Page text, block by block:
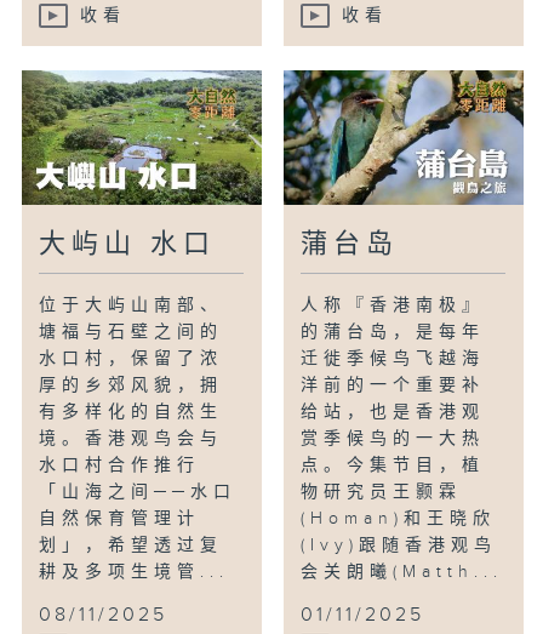
收看 收看
大屿山 水口
位于大屿山南部、
塘福与石壁之间的
水口村，保留了浓
厚的乡郊风貌，拥
有多样化的自然生
境。香港观鸟会与
水口村合作推行
「山海之间──水口
自然保育管理计
划」，希望透过复
耕及多项生境管...
08/11/2025
蒲台岛
人称『香港南极』
的蒲台岛，是每年
迁徙季候鸟飞越海
洋前的一个重要补
给站，也是香港观
赏季候鸟的一大热
点。今集节目，植
物研究员王颢霖
(Homan)和王晓欣
(Ivy)跟随香港观鸟
会关朗曦(Matth...
01/11/2025